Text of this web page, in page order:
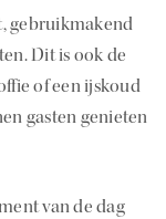
gebruikmakend
Dit is ook de
of een ijskoud
gasten genieten
van de dag